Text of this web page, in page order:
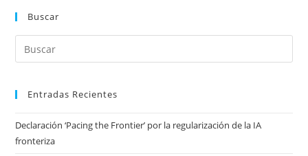
Buscar
Entradas Recientes
Declaración ‘Pacing the Frontier’ por la regularización de la IA
fronteriza